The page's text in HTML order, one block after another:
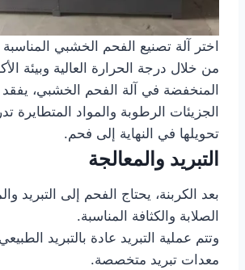
اختر آلة تصنيع الفحم الخشبي المناسبة
من خلال درجة الحرارة العالية وبيئة
المنخفضة في آلة الفحم الخشبي،
الجزيئات الرطوبة والمواد المتطايرة
تحويلها في النهاية إلى فحم.
التبريد والمعالجة
بعد الكربنة، يحتاج الفحم إلى التبريد
الصلابة والكثافة المناسبة.
وتتم عملية التبريد عادة بالتبريد
معدات تبريد متخصصة.